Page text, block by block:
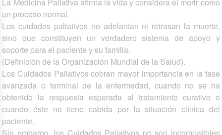
un proceso normal.
Los cuidados paliativos no adelantan ni retrasan la muerte,
sino que constituyen un verdadero sistema de apoyo y
soporte para el paciente y su familia.
(Definición de la Organización Mundial de la Salud).
Los Cuidados Paliativos cobran mayor importancia en la fase
avanzada o terminal de la enfermedad, cuando no se ha
obtenido la respuesta esperada al tratamiento curativo o
cuando éste no tiene cabida por la situación clínica del
paciente.
Sin embargo, los Cuidados Paliativos no son incompatibles